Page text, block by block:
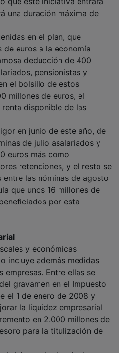
una duración máxima de
en el plan, que
euros a la economía
deducción de 400
pensionistas y
el bolsillo de estos
millones de euros, el
disponible de las
en junio de este año, de
de julio asalariados y
euros más como
retenciones, y el resto se
las nóminas de agosto
que unos 16 millones de
por esta
y económicas
incluye además medidas
empresas. Entre ellas se
gravamen en el Impuesto
el 1 de enero de 2008 y
la liquidez empresarial
en 2.000 millones de
para la titulización de
sistema de devoluciones